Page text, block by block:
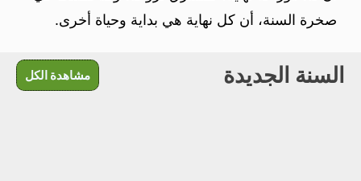
صخرة السنة، أن كل نهاية هي بداية وحياة أخرى.
السنة الجديدة مشاهدة الكل